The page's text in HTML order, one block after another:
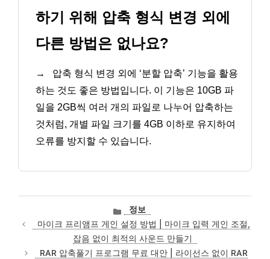
하기 위해 압축 형식 변경 외에
다른 방법은 없나요?
→
압축 형식 변경 외에 ‘분할 압축’ 기능을 활용
하는 것도 좋은 방법입니다. 이 기능은 10GB 파
일을 2GB씩 여러 개의 파일로 나누어 압축하는
것처럼, 개별 파일 크기를 4GB 이하로 유지하여
오류를 방지할 수 있습니다.
카
테
고
리
정보
마이크 프리앰프 게인 설정 방법 | 마이크 입력 게인 조절,
잡음 없이 최적의 사운드 만들기
RAR 압축풀기 프로그램 무료 대안 | 라이선스 없이 RAR